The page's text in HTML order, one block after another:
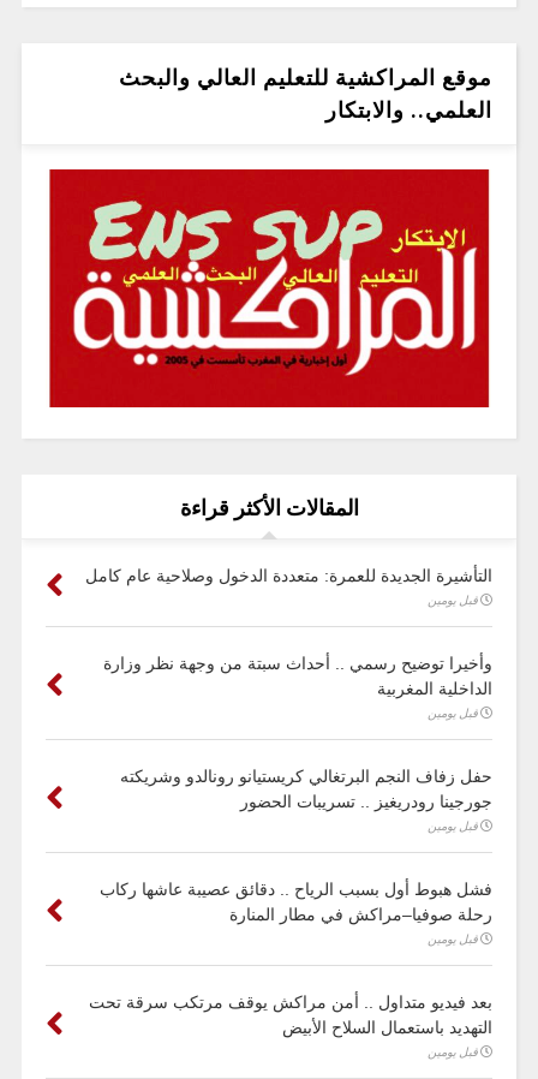
موقع المراكشية للتعليم العالي والبحث
العلمي.. والابتكار
المقالات الأكثر قراءة
التأشيرة الجديدة للعمرة: متعددة الدخول وصلاحية عام كامل
قبل يومين
وأخيرا توضيح رسمي .. أحداث سبتة من وجهة نظر وزارة
الداخلية المغربية
قبل يومين
حفل زفاف النجم البرتغالي كريستيانو رونالدو وشريكته
جورجينا رودريغيز .. تسريبات الحضور
قبل يومين
فشل هبوط أول بسبب الرياح .. دقائق عصيبة عاشها ركاب
رحلة صوفيا–مراكش في مطار المنارة
قبل يومين
بعد فيديو متداول .. أمن مراكش يوقف مرتكب سرقة تحت
التهديد باستعمال السلاح الأبيض
قبل يومين